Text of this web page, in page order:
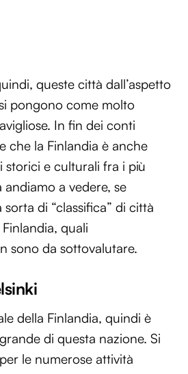
queste città dall’aspetto
pongono come molto
In fin dei conti
che la Finlandia è anche
storici e culturali fra i più
andiamo a vedere, se
di “classifica” di città
quali
sono da sottovalutare.
della Finlandia, quindi è
di questa nazione. Si
le numerose attività